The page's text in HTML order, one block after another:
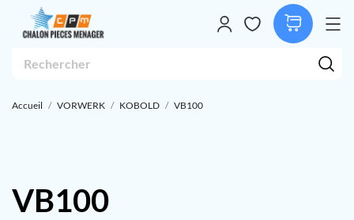
Accueil VORWERK KOBOLD VB100
VB100